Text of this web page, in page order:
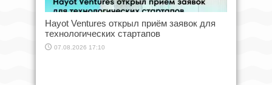
Hayot Ventures открыл приём заявок для
технологических стартапов
07.08.2026 17:10